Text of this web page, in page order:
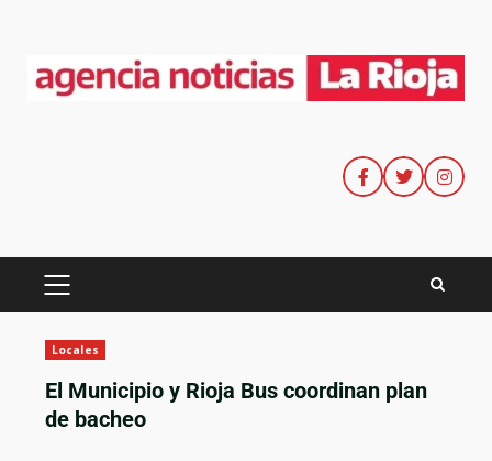
Locales
El Municipio y Rioja Bus coordinan plan
de bacheo